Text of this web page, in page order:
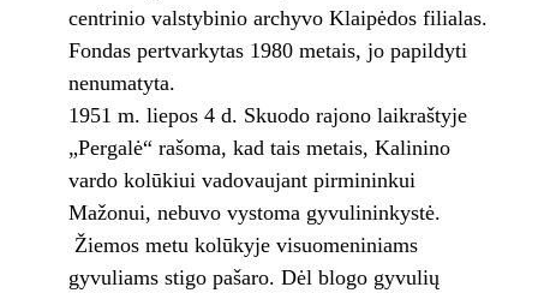
centrinio valstybinio archyvo Klaipėdos filialas.
Fondas pertvarkytas 1980 metais, jo papildyti
nenumatyta.
1951 m. liepos 4 d. Skuodo rajono laikraštyje
„Pergalė“ rašoma, kad tais metais, Kalinino
vardo kolūkiui vadovaujant pirmininkui
Mažonui, nebuvo vystoma gyvulininkystė.
Žiemos metu kolūkyje visuomeniniams
gyvuliams stigo pašaro. Dėl blogo gyvulių